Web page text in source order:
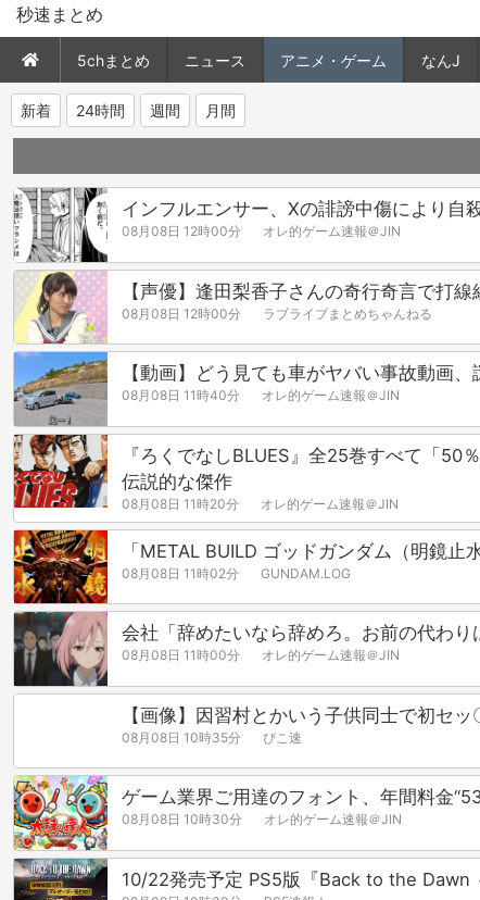
秒速まとめ
5chまとめ ニュース アニメ・ゲーム なんJ
新着 24時間 週間 月間
インフルエンサー、Xの誹謗中傷により
08月08日 12時00分 オレ的ゲーム速報＠JIN
【声優】逢田梨香子さんの奇行奇言で打
08月08日 12時00分 ラブライブまとめちゃんねる
【動画】どう見ても車がヤバい事故動画
08月08日 11時40分 オレ的ゲーム速報＠JIN
『ろくでなしBLUES』全25巻すべて「
伝説的な傑作
08月08日 11時20分 オレ的ゲーム速報＠JIN
「METAL BUILD ゴッドガンダム（明鏡
08月08日 11時02分 GUNDAM.LOG
会社「辞めたいなら辞めろ。お前の代わ
08月08日 11時00分 オレ的ゲーム速報＠JIN
【画像】因習村とかいう子供同士で初セ
08月08日 10時35分 ぴこ速
ゲーム業界ご用達のフォント、年間料金
08月08日 10時30分 オレ的ゲーム速報＠JIN
10/22発売予定 PS5版『Back to the Dawn